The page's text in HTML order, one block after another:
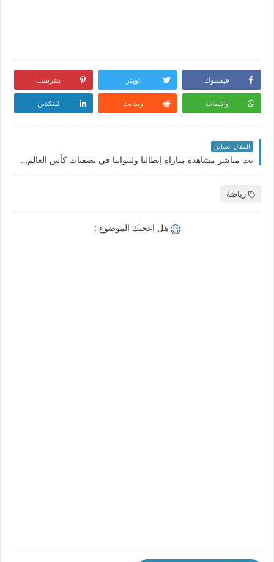
فيسبوك تويتر بنترست
واتساب ريدايت لينكدين
المقال السابق
بث مباشر مشاهدة مباراة إيطاليا وليتوانيا في تصفيات كأس العالم 2022 والقنوات الناقلة
رياضة
هل اعجبك الموضوع :